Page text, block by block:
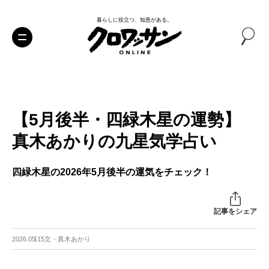
暮らしに役立つ、知恵がある。
【5月後半・四緑木星の運勢】
真木あかりの九星気学占い
四緑木星の2026年5月後半の運気をチェック！
記事をシェア
2026.05.15文・真木あかり